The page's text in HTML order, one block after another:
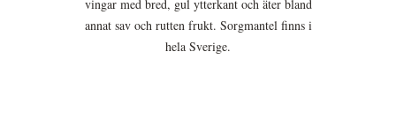
vingar med bred, gul ytterkant och äter bland
annat sav och rutten frukt. Sorgmantel finns i
hela Sverige.